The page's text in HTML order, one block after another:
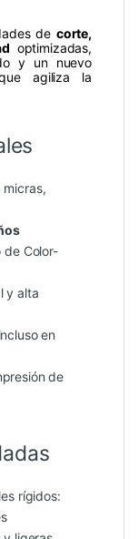
de corte,
optimizadas,
y un nuevo
agiliza la
micras,
de Color-
y alta
en
de
rígidos: